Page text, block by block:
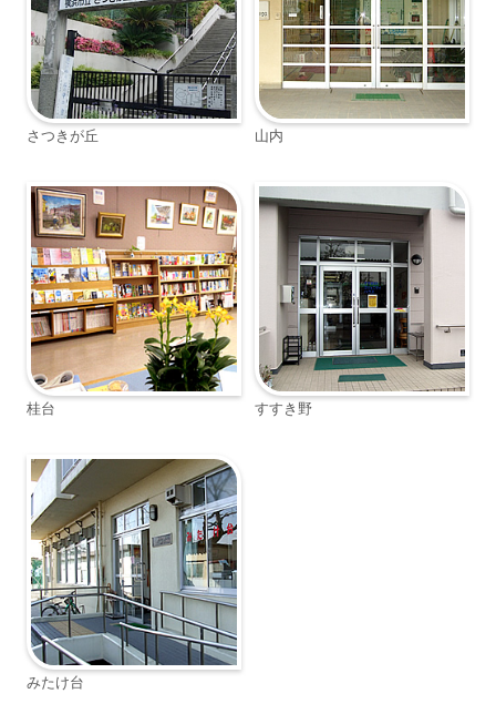
さつきが丘 山内
桂台 すすき野
みたけ台